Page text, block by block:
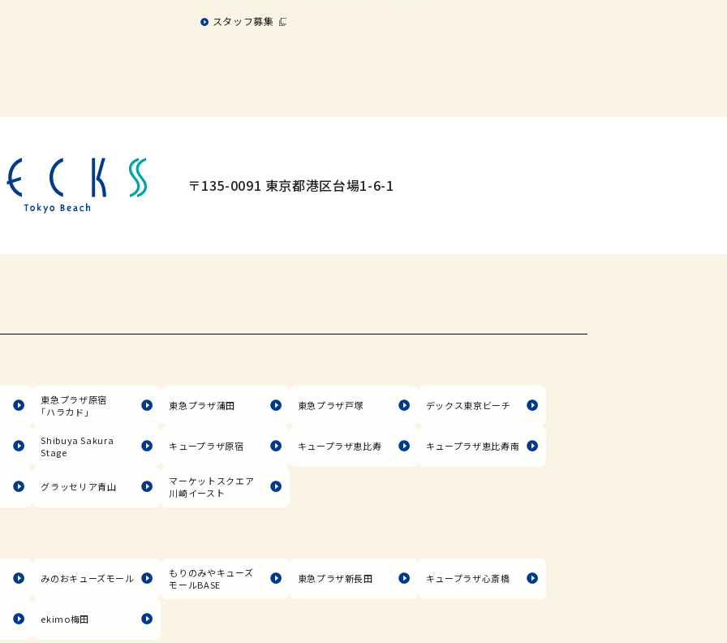
スタッフ募集
〒135-0091 東京都港区台場1-6-1
東急プラザ原宿
「ハラカド」
東急プラザ蒲田 東急プラザ戸塚 デックス東京ビーチ
Shibuya Sakura
Stage
キュープラザ原宿 キュープラザ恵比寿 キュープラザ恵比寿南
グラッセリア青山
マーケットスクエア
川崎イースト
みのおキューズモール
もりのみやキューズ
モールBASE
東急プラザ新長田 キュープラザ心斎橋
ekimo梅田